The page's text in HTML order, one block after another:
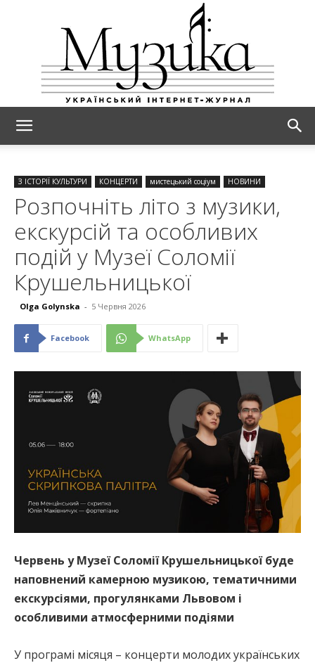
З ІСТОРІЇ КУЛЬТУРИ КОНЦЕРТИ мистецький соціум НОВИНИ
Розпочніть літо з музики,
екскурсій та особливих
подій у Музеї Соломії
Крушельницької
Olga Golynska - 5 Червня 2026
Facebook WhatsApp
Червень у Музеї Соломії Крушельницької буде
наповнений камерною музикою, тематичними
екскурсіями, прогулянками Львовом і
особливими атмосферними подіями
У програмі місяця – концерти молодих українських